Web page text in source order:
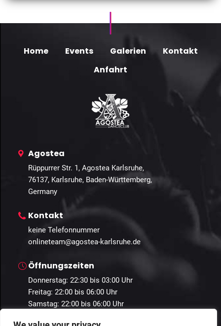
Home Events Galerien
Kontakt
Anfahrt
Agostea
Rüppurrer Str. 1, Agostea Karlsruhe,
76137, Karlsruhe, Baden-Württemberg,
Germany
Kontakt
keine Telefonnummer
onlineteam@agostea-karlsruhe.de
Öffnungszeiten
Donnerstag: 22:30 bis 03:00 Uhr
Freitag: 22:00 bis 06:00 Uhr
Samstag: 22:00 bis 06:00 Uhr